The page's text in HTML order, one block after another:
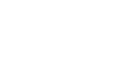
своей
С радостью